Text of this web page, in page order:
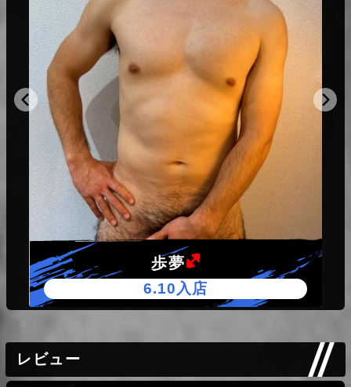
オプションつけたいと思ってます！ 新品の下着をちこ
んで履いてプレイしていただくことはできますでしょう
か！！ ビキニフェチでしてAMORESYのビキニなどよ
ろしければご用意したいなと 下着のサイズも教えてい
ただけると嬉しいです！！
拓磨
もっと見る
拓磨
2026.08.06（木） 12:36
明日空いてますー
拓磨 (ヘビー級)
2026.08.03（月） 14:42
７月もありがとうございました。
拓磨 (ヘビー級)
2026.07.31（金） 10:44
初めてお客様ありがとうございます！
春斗 (ヘビー級)
歩夢
6.10入店
レビュー